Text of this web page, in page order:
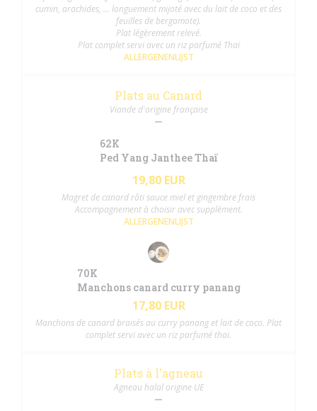
cumin, arachides, ... longuement mijoté avec du lait de coco et des
feuilles de bergamote).
Plat légèrement relevé.
Plat complet servi avec un riz parfumé Thaï
ALLERGENENLIJST
Plats au Canard
Viande d'origine française
62K
Ped Yang Janthee Thaï
19,80 EUR
Magret de canard rôti sauce miel et gingembre frais
Accompagnement à choisir avec supplément.
ALLERGENENLIJST
70K
Manchons canard curry panang
17,80 EUR
Manchons de canard braisés au curry panang et lait de coco. Plat
complet servi avec un riz parfumé thaï.
Plats à l'agneau
Agneau halal origine UE